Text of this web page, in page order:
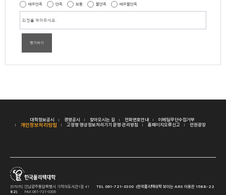
매우만족 만족 보통 불만족 매우불만족
평가하기
대학정보공시 경영공시 찾아오시는 길 전화번호안내 이메일무단수집거부
개인정보처리방침 고정형 영상정보처리기기 운영·관리방침 홈페이지오류신고 민원광장
[57975] 전남광주통합특별시 기적의도서관1길 41 TEL 061-721-0300 (한국폴리텍대학 보이는 ARS 이용은 1588-22
82)
FAX 061-721-0305